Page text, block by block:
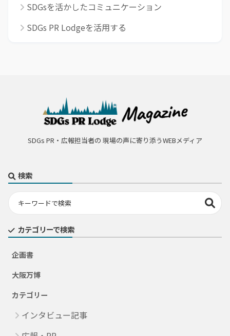
SDGsを活かしたコミュニケーション
SDGs PR Lodgeを活用する
SDGs PR・広報担当者の 現場の声に寄り添うWEBメディア
検索
カテゴリーで検索
企画書
大阪万博
カテゴリー
インタビュー記事